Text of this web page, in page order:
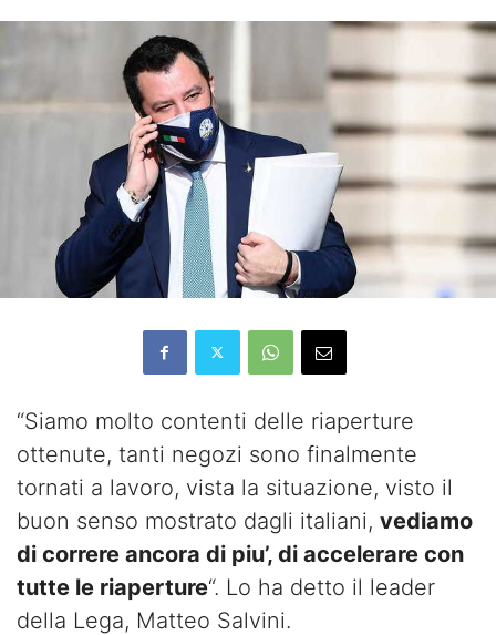
“Siamo molto contenti delle riaperture
ottenute, tanti negozi sono finalmente
tornati a lavoro, vista la situazione, visto il
buon senso mostrato dagli italiani, vediamo
di correre ancora di piu’, di accelerare con
tutte le riaperture“. Lo ha detto il leader
della Lega, Matteo Salvini.